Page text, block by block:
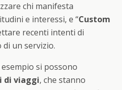
chi manifesta
e interessi, e “Custom
recenti intenti di
un servizio.
esempio si possono
di viaggi, che stanno